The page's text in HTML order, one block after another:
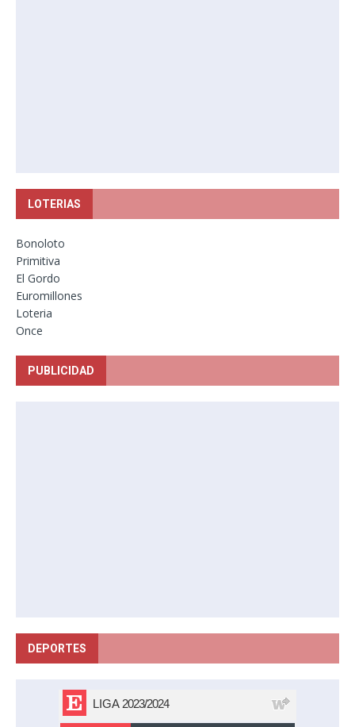
LOTERIAS
Bonoloto
Primitiva
El Gordo
Euromillones
Loteria
Once
PUBLICIDAD
DEPORTES